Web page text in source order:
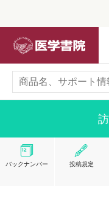
バックナンバー 投稿規定